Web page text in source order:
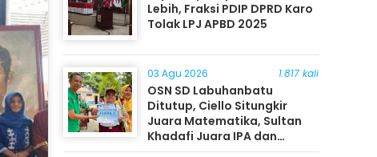
Lebih, Fraksi PDIP DPRD Karo
Tolak LPJ APBD 2025
03 Agu 2026 1.817 kali
OSN SD Labuhanbatu
Ditutup, Ciello Situngkir
Juara Matematika, Sultan
Khadafi Juara IPA dan
Timothy Rangkuti Juara IPS